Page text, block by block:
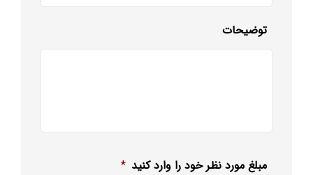
توضیحات
مبلغ مورد نظر خود را وارد کنید *